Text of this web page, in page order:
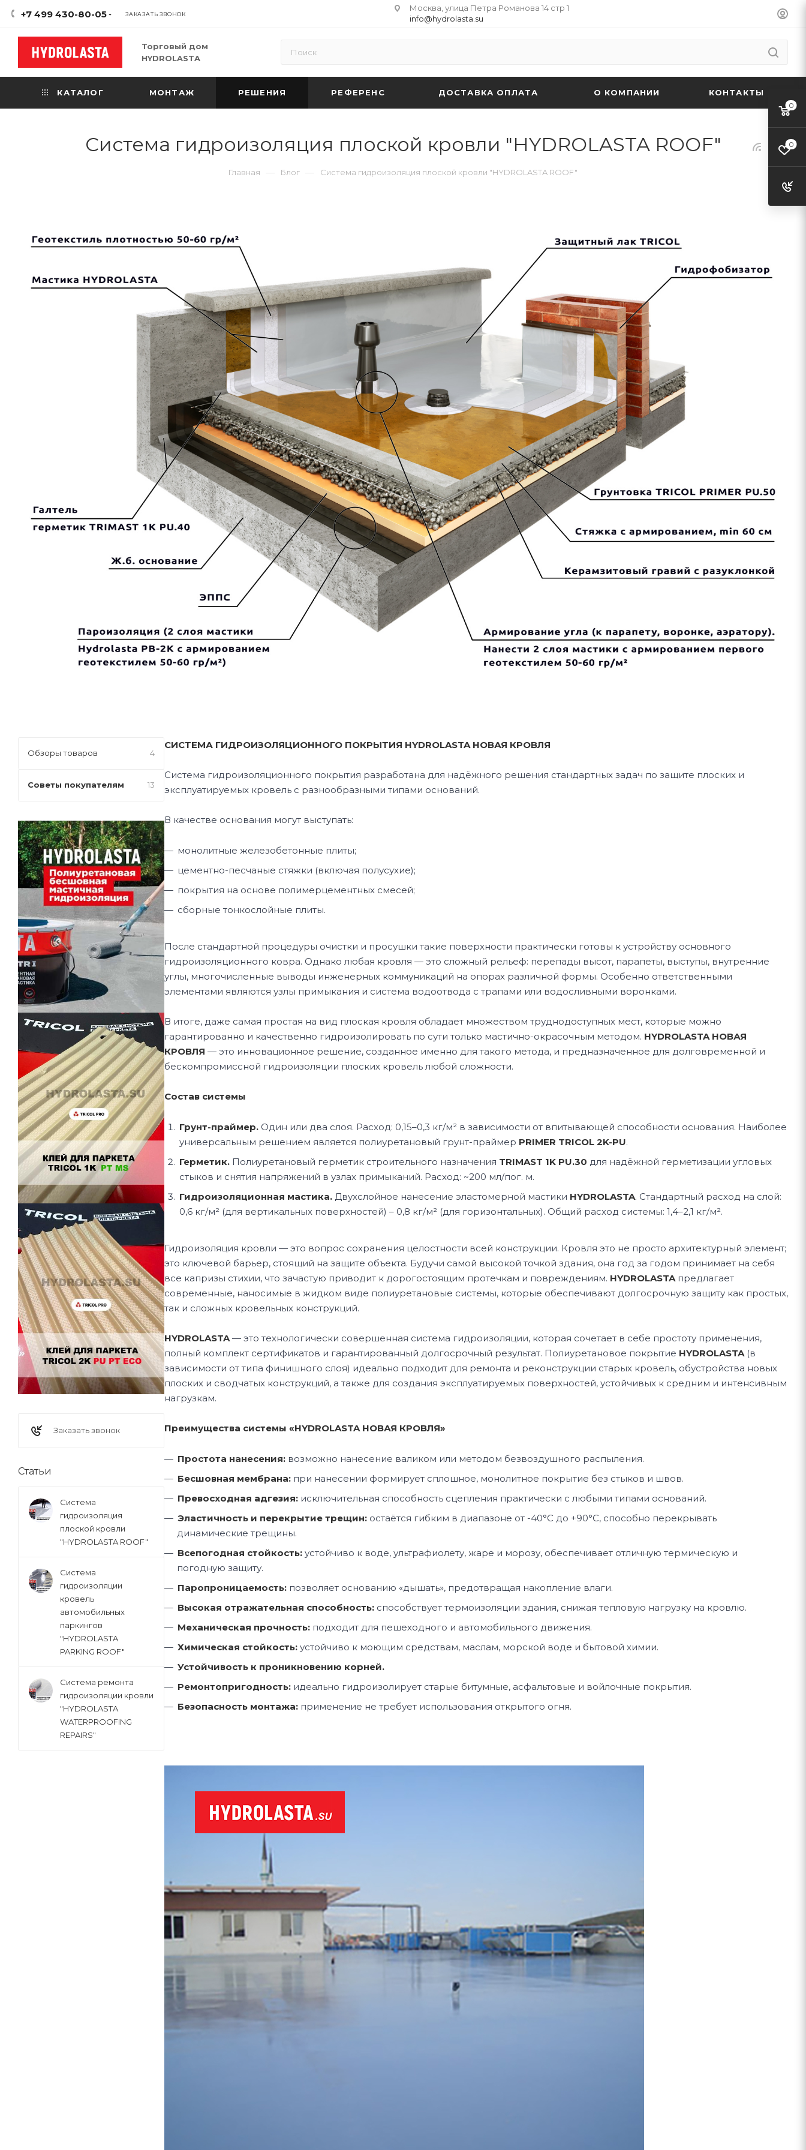
+7 499 430-80-05 ЗАКАЗАТЬ ЗВОНОК
Москва, улица Петра Романова 14 стр 1
info@hydrolasta.su
Торговый дом
HYDROLASTA
КАТАЛОГ МОНТАЖ РЕШЕНИЯ РЕФЕРЕНС ДОСТАВКА ОПЛАТА О КОМПАНИИ КОНТАКТЫ
Система гидроизоляция плоской кровли "HYDROLASTA ROOF"
Главная — Блог — Система гидроизоляция плоской кровли "HYDROLASTA ROOF"
СИСТЕМА ГИДРОИЗОЛЯЦИОННОГО ПОКРЫТИЯ HYDROLASTA НОВАЯ КРОВЛЯ
Система гидроизоляционного покрытия разработана для надёжного решения стандартных задач по защите плоских и
эксплуатируемых кровель с разнообразными типами оснований.
В качестве основания могут выступать:
монолитные железобетонные плиты;
цементно-песчаные стяжки (включая полусухие);
покрытия на основе полимерцементных смесей;
сборные тонкослойные плиты.
После стандартной процедуры очистки и просушки такие поверхности практически готовы к устройству основного
гидроизоляционного ковра. Однако любая кровля — это сложный рельеф: перепады высот, парапеты, выступы, внутренние
углы, многочисленные выводы инженерных коммуникаций на опорах различной формы. Особенно ответственными
элементами являются узлы примыкания и система водоотвода с трапами или водосливными воронками.
В итоге, даже самая простая на вид плоская кровля обладает множеством труднодоступных мест, которые можно
гарантированно и качественно гидроизолировать по сути только мастично-окрасочным методом. HYDROLASTA НОВАЯ
КРОВЛЯ — это инновационное решение, созданное именно для такого метода, и предназначенное для долговременной и
бескомпромиссной гидроизоляции плоских кровель любой сложности.
Состав системы
Грунт-праймер. Один или два слоя. Расход: 0,15–0,3 кг/м² в зависимости от впитывающей способности основания. Наиболее
универсальным решением является полиуретановый грунт-праймер PRIMER TRICOL 2K-PU.
Герметик. Полиуретановый герметик строительного назначения TRIMAST 1K PU.30 для надёжной герметизации угловых
стыков и снятия напряжений в узлах примыканий. Расход: ~200 мл/пог. м.
Гидроизоляционная мастика. Двухслойное нанесение эластомерной мастики HYDROLASTA. Стандартный расход на слой:
0,6 кг/м² (для вертикальных поверхностей) – 0,8 кг/м² (для горизонтальных). Общий расход системы: 1,4–2,1 кг/м².
Гидроизоляция кровли — это вопрос сохранения целостности всей конструкции. Кровля это не просто архитектурный элемент;
это ключевой барьер, стоящий на защите объекта. Будучи самой высокой точкой здания, она год за годом принимает на себя
все капризы стихии, что зачастую приводит к дорогостоящим протечкам и повреждениям. HYDROLASTA предлагает
современные, наносимые в жидком виде полиуретановые системы, которые обеспечивают долгосрочную защиту как простых,
так и сложных кровельных конструкций.
HYDROLASTA — это технологически совершенная система гидроизоляции, которая сочетает в себе простоту применения,
полный комплект сертификатов и гарантированный долгосрочный результат. Полиуретановое покрытие HYDROLASTA (в
зависимости от типа финишного слоя) идеально подходит для ремонта и реконструкции старых кровель, обустройства новых
плоских и сводчатых конструкций, а также для создания эксплуатируемых поверхностей, устойчивых к средним и интенсивным
нагрузкам.
Преимущества системы «HYDROLASTA НОВАЯ КРОВЛЯ»
Простота нанесения: возможно нанесение валиком или методом безвоздушного распыления.
Бесшовная мембрана: при нанесении формирует сплошное, монолитное покрытие без стыков и швов.
Превосходная адгезия: исключительная способность сцепления практически с любыми типами оснований.
Эластичность и перекрытие трещин: остаётся гибким в диапазоне от -40°C до +90°C, способно перекрывать
динамические трещины.
Всепогодная стойкость: устойчиво к воде, ультрафиолету, жаре и морозу, обеспечивает отличную термическую и
погодную защиту.
Паропроницаемость: позволяет основанию «дышать», предотвращая накопление влаги.
Высокая отражательная способность: способствует термоизоляции здания, снижая тепловую нагрузку на кровлю.
Механическая прочность: подходит для пешеходного и автомобильного движения.
Химическая стойкость: устойчиво к моющим средствам, маслам, морской воде и бытовой химии.
Устойчивость к проникновению корней.
Ремонтопригодность: идеально гидроизолирует старые битумные, асфальтовые и войлочные покрытия.
Безопасность монтажа: применение не требует использования открытого огня.
Обзоры товаров 4
Советы покупателям 13
Заказать звонок
Статьи
Система
гидроизоляция
плоской кровли
"HYDROLASTA ROOF"
Система
гидроизоляции
кровель
автомобильных
паркингов
"HYDROLASTA
PARKING ROOF"
Система ремонта
гидроизоляции кровли
"HYDROLASTA
WATERPROOFING
REPAIRS"
0
0